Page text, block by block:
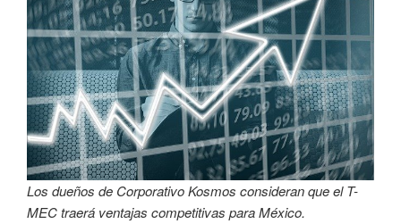
Los dueños de Corporativo Kosmos consideran que el T-
MEC traerá ventajas competitivas para México.